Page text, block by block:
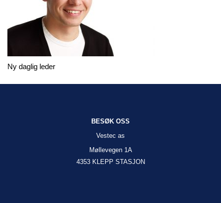
Ny daglig leder
BESØK OSS
Vestec as
Møllevegen 1A
4353 KLEPP STASJON